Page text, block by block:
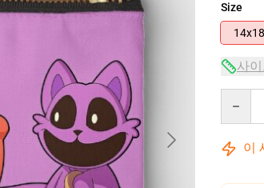
Size
사
이